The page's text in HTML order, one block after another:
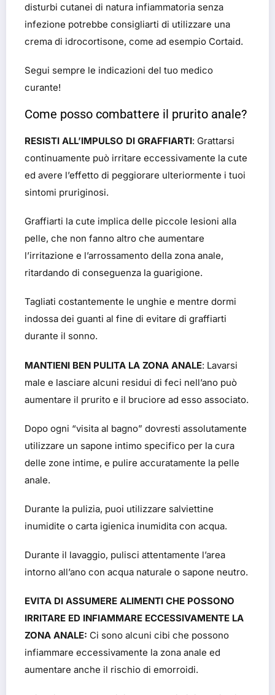
disturbi cutanei di natura infiammatoria senza
infezione potrebbe consigliarti di utilizzare una
crema di idrocortisone, come ad esempio Cortaid.
Segui sempre le indicazioni del tuo medico
curante!
Come posso combattere il prurito anale?
RESISTI ALL’IMPULSO DI GRAFFIARTI: Grattarsi
continuamente può irritare eccessivamente la cute
ed avere l’effetto di peggiorare ulteriormente i tuoi
sintomi pruriginosi.
Graffiarti la cute implica delle piccole lesioni alla
pelle, che non fanno altro che aumentare
l’irritazione e l’arrossamento della zona anale,
ritardando di conseguenza la guarigione.
Tagliati costantemente le unghie e mentre dormi
indossa dei guanti al fine di evitare di graffiarti
durante il sonno.
MANTIENI BEN PULITA LA ZONA ANALE: Lavarsi
male e lasciare alcuni residui di feci nell’ano può
aumentare il prurito e il bruciore ad esso associato.
Dopo ogni “visita al bagno” dovresti assolutamente
utilizzare un sapone intimo specifico per la cura
delle zone intime, e pulire accuratamente la pelle
anale.
Durante la pulizia, puoi utilizzare salviettine
inumidite o carta igienica inumidita con acqua.
Durante il lavaggio, pulisci attentamente l’area
intorno all’ano con acqua naturale o sapone neutro.
EVITA DI ASSUMERE ALIMENTI CHE POSSONO
IRRITARE ED INFIAMMARE ECCESSIVAMENTE LA
ZONA ANALE: Ci sono alcuni cibi che possono
infiammare eccessivamente la zona anale ed
aumentare anche il rischio di emorroidi.